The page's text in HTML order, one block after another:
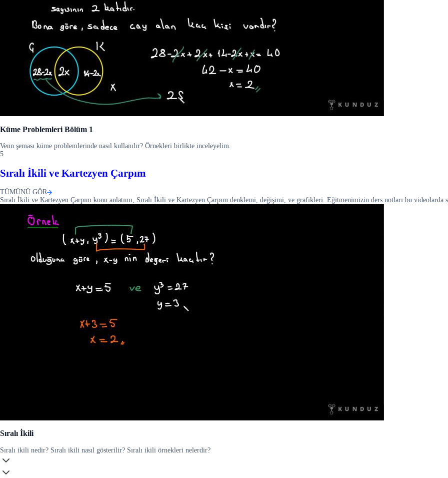
Küme Problemleri Bölüm 1
Venn şeması küme problemlerinde nasıl kullanılır? Örnekleri birlikte inceleyelim.
5
Sıralı İkili ve Kartezyen Çarpım
TÜMÜNÜ GÖR
Sıralı İkili ve Kartezyen Çarpım konu anlatımı, Sıralı İkili ve Kartezyen Çarpım denklemi, değişimi, ve grafikleri. Eğitmenimizin ders notları bu videolarda
Sıralı İkili
Sıralı ikili nedir? Sıralı ikili nasıl gösterilir? Sıralı ikili örnekleri nelerdir?